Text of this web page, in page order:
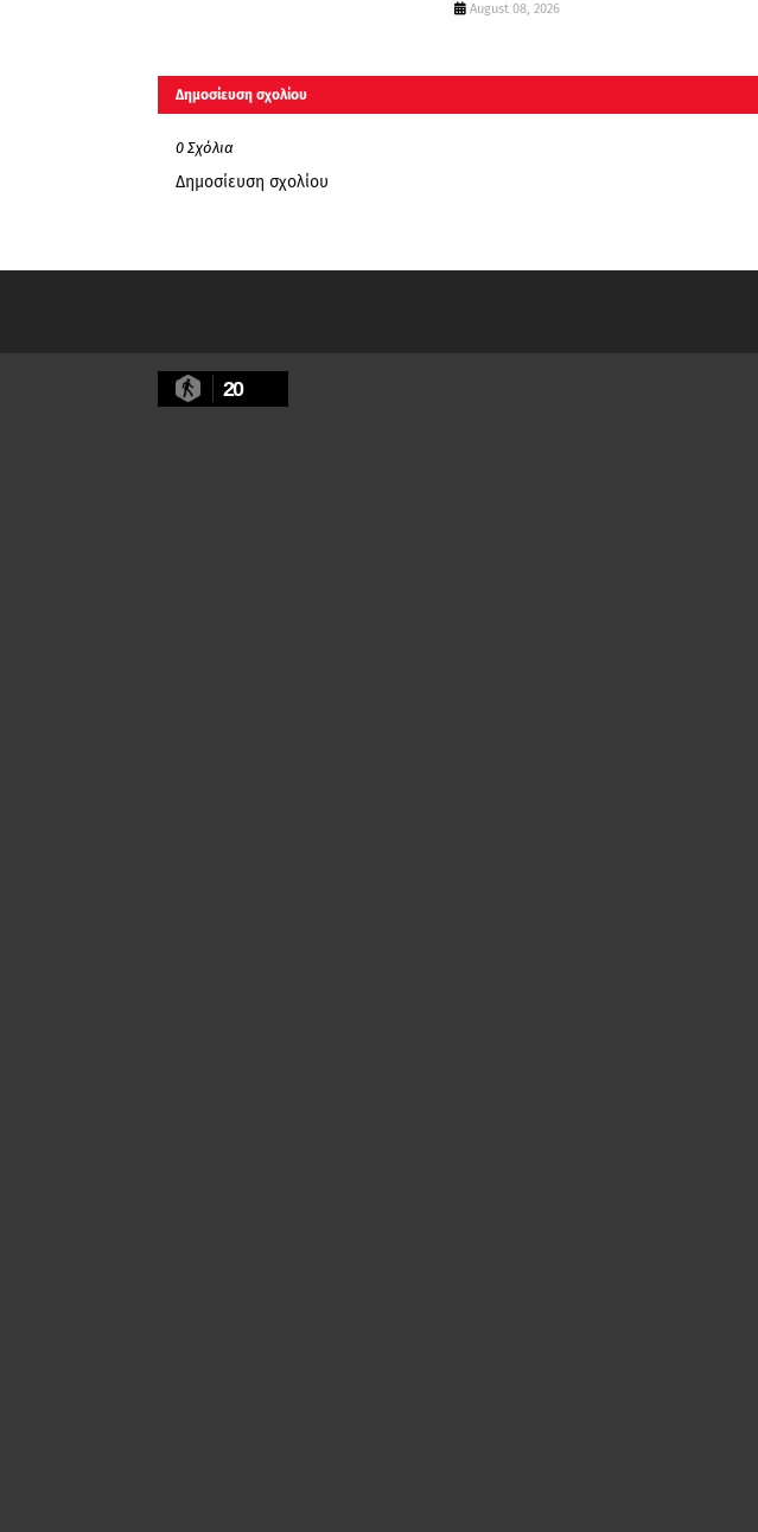
August 08, 2026
Δημοσίευση σχολίου
0 Σχόλια
Δημοσίευση σχολίου
20